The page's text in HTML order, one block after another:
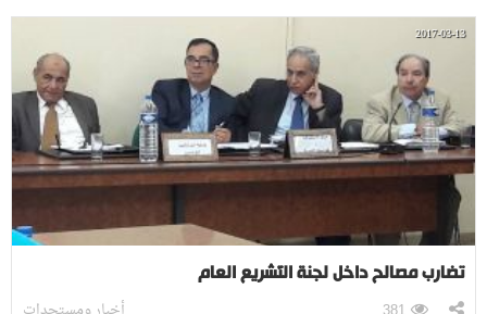
2017-03-13
تضارب مصالح داخل لجنة التّشريع العام